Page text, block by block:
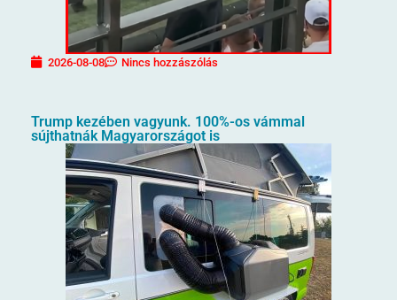
2026-08-08 Nincs hozzászólás
Trump kezében vagyunk. 100%-os vámmal
sújthatnák Magyarországot is